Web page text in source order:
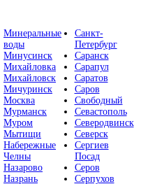
Минеральные
воды
Минусинск
Михайловка
Михайловск
Мичуринск
Москва
Мурманск
Муром
Мытищи
Набережные
Челны
Назарово
Назрань
Санкт-
Петербург
Саранск
Сарапул
Саратов
Саров
Свободный
Севастополь
Северодвинск
Северск
Сергиев
Посад
Серов
Серпухов